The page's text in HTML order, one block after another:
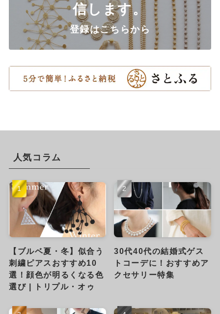
信します。
登録はこちらから
人気コラム
【ブルベ夏・冬】似合う
刺繍ピアスおすすめ10
選！顔色が明るくなる色
選び | トリプル・オゥ
30代40代の結婚式ゲス
トコーデに！おすすめア
クセサリー特集